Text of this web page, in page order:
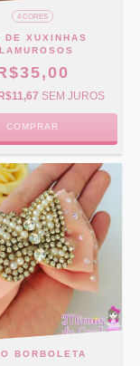
4 CORES
DE XUXINHAS
R$11,67 SEM JUROS
COMPRAR
BORBOLETA